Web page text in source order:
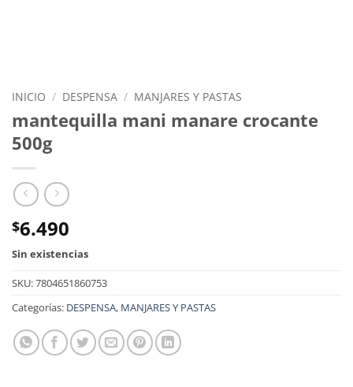
INICIO / DESPENSA / MANJARES Y PASTAS
mantequilla mani manare crocante
500g
$6.490
Sin existencias
SKU:7804651860753
Categorías: DESPENSA, MANJARES Y PASTAS